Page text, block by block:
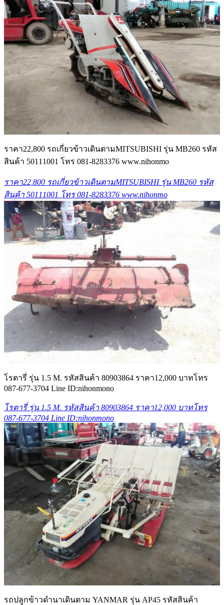
ราคา22,800 รถเกี่ยวข้าวเดินตามMITSUBISHI รุ่น MB260 รหัส
สินค้า 50111001 โทร 081-8283376 www.nihonmo
ราคา22,800 รถเกี่ยวข้าวเดินตามMITSUBISHI รุ่น MB260 รหัส
สินค้า 50111001 โทร 081-8283376 www.nihonmo
โรตารี่ รุ่น 1.5 M. รหัสสินค้า 80903864 ราคา12,000 บาทโทร
087-677-3704 Line ID:nihonmono
โรตารี่ รุ่น 1.5 M. รหัสสินค้า 80903864 ราคา12,000 บาทโทร
087-677-3704 Line ID:nihonmono
รถปลูกข้าวดำนาเดินตาม YANMAR รุ่น AP45 รหัสสินค้า